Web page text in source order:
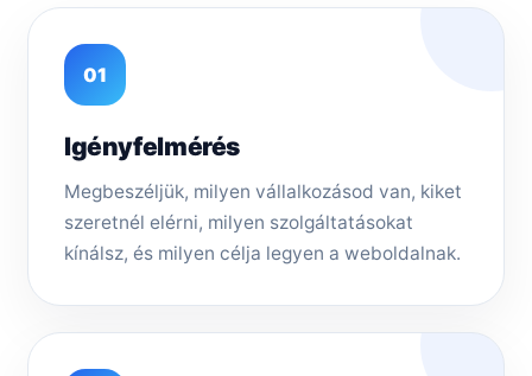
01
Igényfelmérés
Megbeszéljük, milyen vállalkozásod van, kiket
szeretnél elérni, milyen szolgáltatásokat
kínálsz, és milyen célja legyen a weboldalnak.